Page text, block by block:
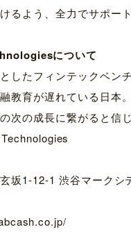
るよう、全力でサポー
について
したフィンテックベン
教育が遅れている日本
次の成長に繋がると信じ
坂1-12-1 渋谷マークシ